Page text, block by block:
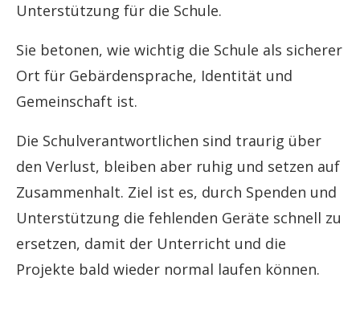
Unterstützung für die Schule.
Sie betonen, wie wichtig die Schule als sicherer
Ort für Gebärdensprache, Identität und
Gemeinschaft ist.
Die Schulverantwortlichen sind traurig über
den Verlust, bleiben aber ruhig und setzen auf
Zusammenhalt. Ziel ist es, durch Spenden und
Unterstützung die fehlenden Geräte schnell zu
ersetzen, damit der Unterricht und die
Projekte bald wieder normal laufen können.